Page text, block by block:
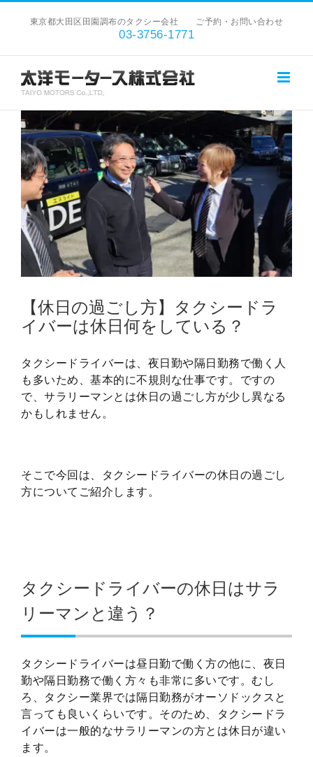
東京都大田区田園調布のタクシー会社 ご予約・お問い合わせ
03-3756-1771
View
Larger
Image
【休日の過ごし方】タクシードラ
イバーは休日何をしている？
タクシードライバーは、夜日勤や隔日勤務で働く人
も多いため、基本的に不規則な仕事です。ですの
で、サラリーマンとは休日の過ごし方が少し異なる
かもしれません。
そこで今回は、タクシードライバーの休日の過ごし
方についてご紹介します。
タクシードライバーの休日はサラ
リーマンと違う？
タクシードライバーは昼日勤で働く方の他に、夜日
勤や隔日勤務で働く方々も非常に多いです。むし
ろ、タクシー業界では隔日勤務がオーソドックスと
言っても良いくらいです。そのため、タクシードラ
イバーは一般的なサラリーマンの方とは休日が違い
ます。